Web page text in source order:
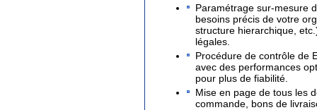
Paramétrage sur-mesure
besoins précis de votre
structure hierarchique,
légales.
Procédure de contrôle de
avec des performances
pour plus de fiabilité.
Mise en page de tous les
commande, bons de